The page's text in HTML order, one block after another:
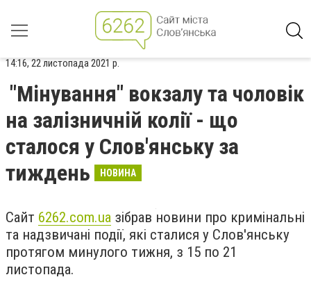
14:16, 22 листопада 2021 р.
"Мінування" вокзалу та чоловік
на залізничній колії - що
сталося у Слов'янську за
тиждень
НОВИНА
Сайт 6262.com.ua зібрав новини про кримінальні
та надзвичані події, які сталися у Слов'янську
протягом минулого тижня, з 15 по 21
листопада.